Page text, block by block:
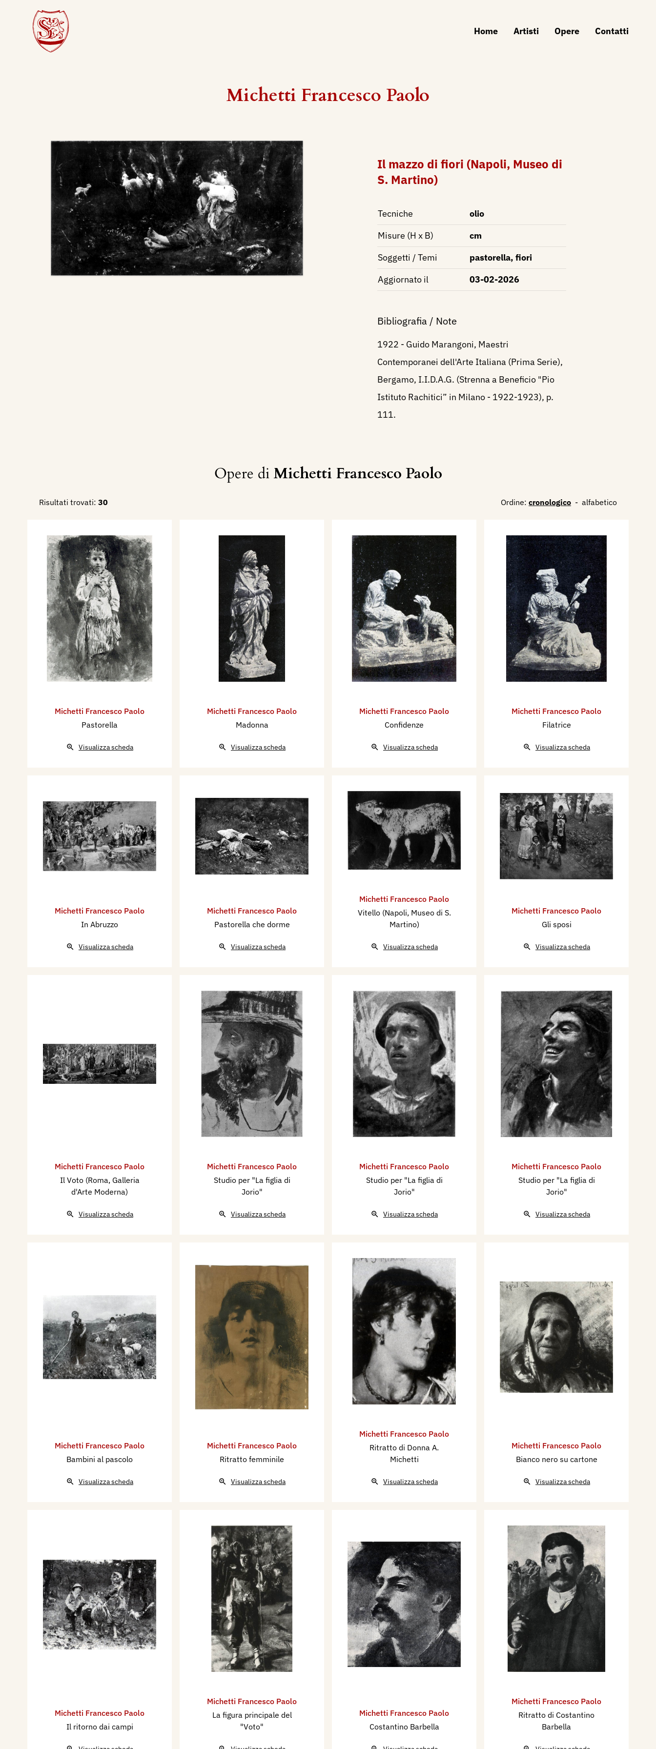
Home Artisti Opere Contatti
Michetti Francesco Paolo
Il mazzo di fiori (Napoli, Museo di
S. Martino)
Tecniche
olio
Misure (H x B)
cm
Soggetti / Temi
pastorella, fiori
Aggiornato il
03-02-2026
Bibliografia / Note
1922 - Guido Marangoni, Maestri
Contemporanei dell'Arte Italiana (Prima Serie),
Bergamo, I.I.D.A.G. (Strenna a Beneficio "Pio
Istituto Rachitici” in Milano - 1922-1923), p.
111.
Opere diMichetti Francesco Paolo
Risultati trovati: 30 Ordine: cronologico - alfabetico
Michetti Francesco Paolo
Pastorella
Visualizza scheda
Michetti Francesco Paolo
Madonna
Visualizza scheda
Michetti Francesco Paolo
Confidenze
Visualizza scheda
Michetti Francesco Paolo
Filatrice
Visualizza scheda
Michetti Francesco Paolo
In Abruzzo
Visualizza scheda
Michetti Francesco Paolo
Pastorella che dorme
Visualizza scheda
Michetti Francesco Paolo
Vitello (Napoli, Museo di S.
Martino)
Visualizza scheda
Michetti Francesco Paolo
Gli sposi
Visualizza scheda
Michetti Francesco Paolo
Il Voto (Roma, Galleria
d'Arte Moderna)
Visualizza scheda
Michetti Francesco Paolo
Studio per "La figlia di
Jorio"
Visualizza scheda
Michetti Francesco Paolo
Studio per "La figlia di
Jorio"
Visualizza scheda
Michetti Francesco Paolo
Studio per "La figlia di
Jorio"
Visualizza scheda
Michetti Francesco Paolo
Bambini al pascolo
Visualizza scheda
Michetti Francesco Paolo
Ritratto femminile
Visualizza scheda
Michetti Francesco Paolo
Ritratto di Donna A.
Michetti
Visualizza scheda
Michetti Francesco Paolo
Bianco nero su cartone
Visualizza scheda
Michetti Francesco Paolo
Il ritorno dai campi
Michetti Francesco Paolo
La figura principale del
"Voto"
Michetti Francesco Paolo
Costantino Barbella
Michetti Francesco Paolo
Ritratto di Costantino
Barbella